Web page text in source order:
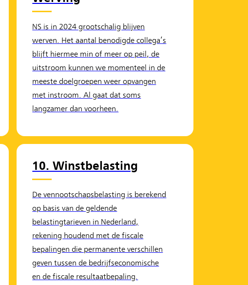
NS is in 2024 grootschalig blijven
werven. Het aantal benodigde collega’s
blijft hiermee min of meer op peil, de
uitstroom kunnen we momenteel in de
meeste doelgroepen weer opvangen
met instroom. Al gaat dat soms
langzamer dan voorheen.
10. Winstbelasting
De vennootschapsbelasting is berekend
op basis van de geldende
belastingtarieven in Nederland,
rekening houdend met de fiscale
bepalingen die permanente verschillen
geven tussen de bedrijfseconomische
en de fiscale resultaatbepaling.